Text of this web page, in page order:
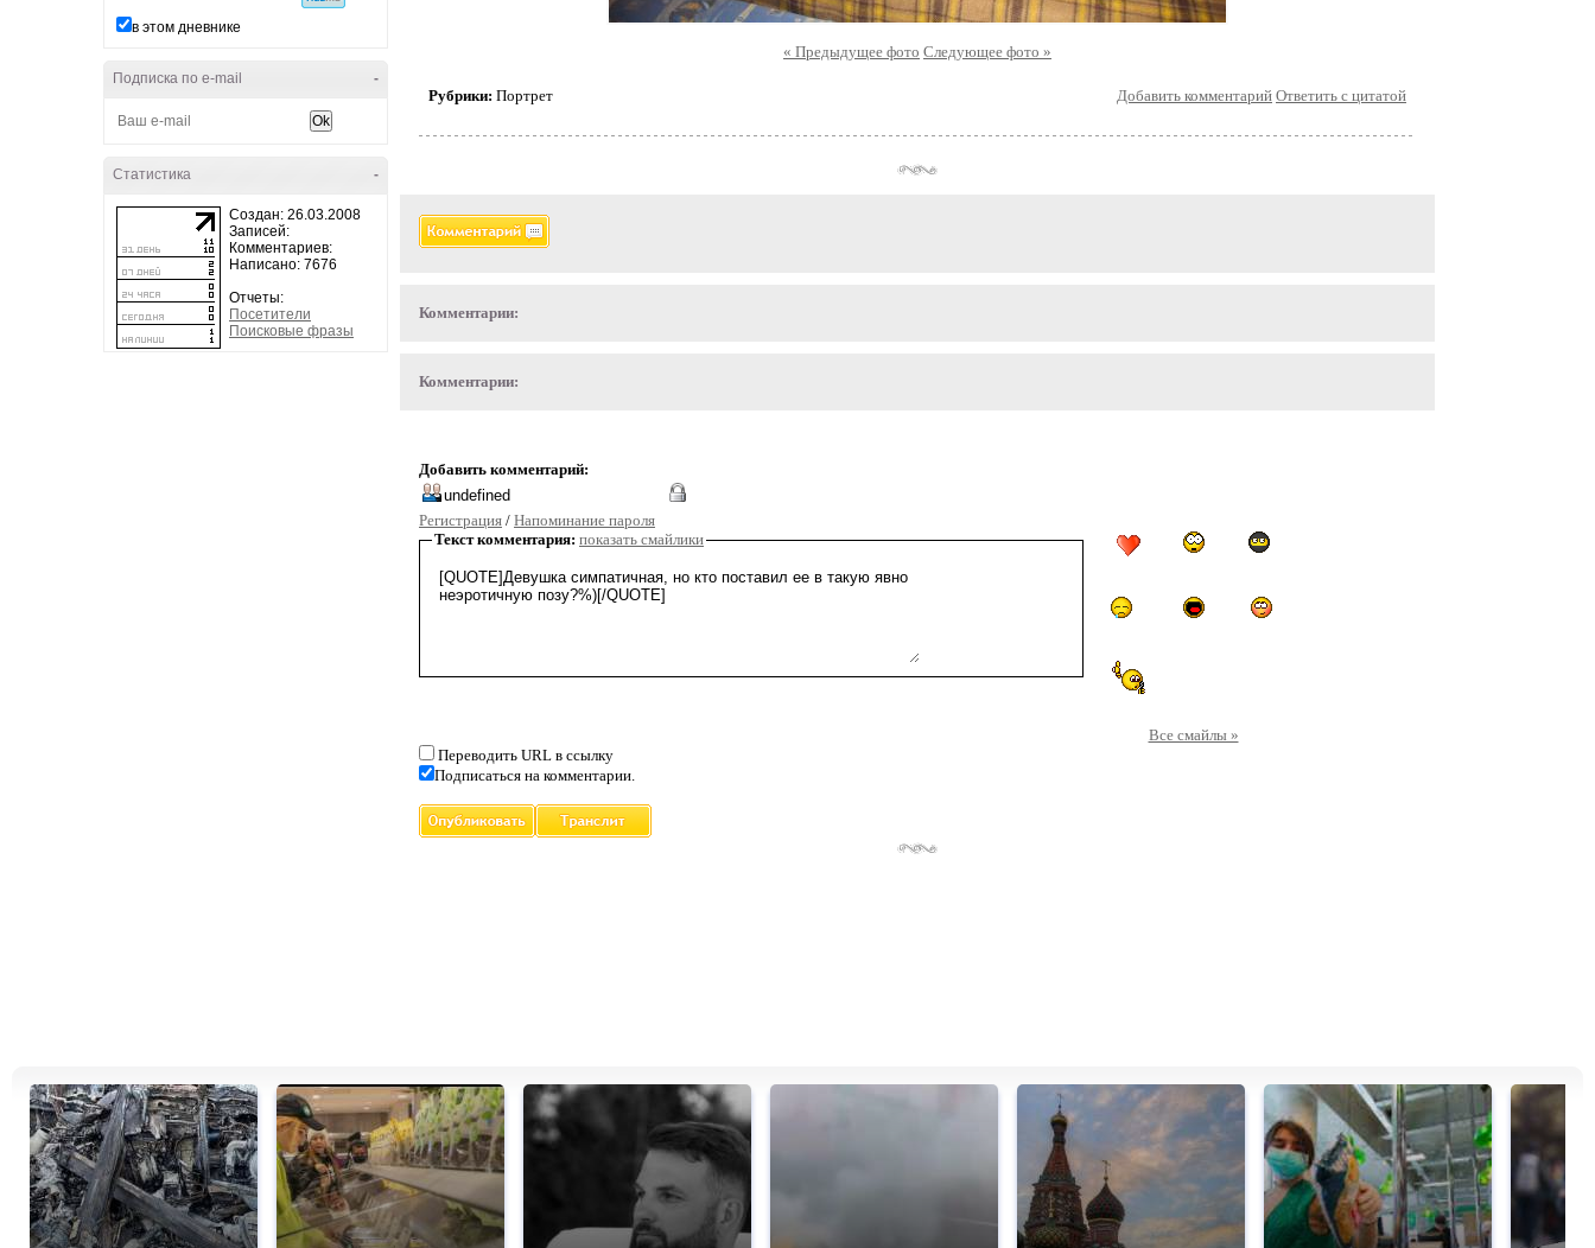
в этом дневнике
-
Подписка по e-mail
-
Статистика
Создан: 26.03.2008
Записей:
Комментариев:
Написано: 7676
Отчеты:
Посетители
Поисковые фразы
« Предыдущее фото Следующее фото »
Рубрики: Портрет Добавить комментарий Ответить с цитатой
Комментарии:
Комментарии:
Добавить комментарий:
Регистрация / Напоминание пароля
Текст комментария: показать смайлики
Все смайлы »
Переводить URL в ссылку
Подписаться на комментарии.